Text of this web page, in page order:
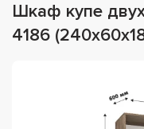
Шкаф купе
4186